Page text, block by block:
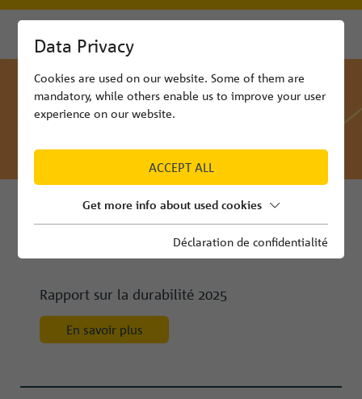
Rapport sur la durabilité 2025
En savoir plus
Data Privacy
Cookies are used on our website. Some of them are
mandatory, while others enable us to improve your user
experience on our website.
ACCEPT ALL
Get more info about used cookies
Déclaration de confidentialité